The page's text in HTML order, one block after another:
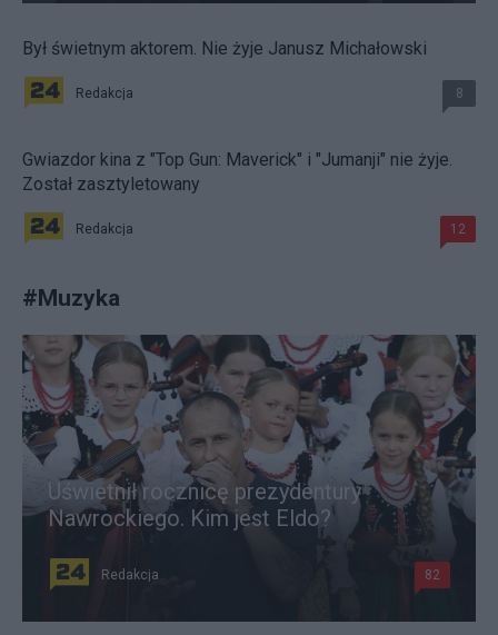
Był świetnym aktorem. Nie żyje Janusz Michałowski
Redakcja 8
Gwiazdor kina z "Top Gun: Maverick" i "Jumanji" nie żyje.
Został zasztyletowany
Redakcja 12
#Muzyka
Uświetnił rocznicę prezydentury
Nawrockiego. Kim jest Eldo?
Redakcja 82